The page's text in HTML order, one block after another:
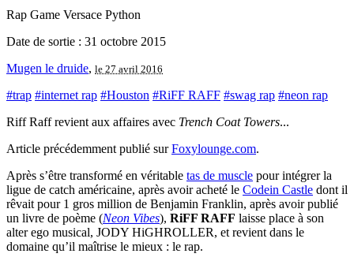
Rap Game Versace Python
Date de sortie : 31 octobre 2015
Mugen le druide, le 27 avril 2016
#trap #internet rap #Houston #RiFF RAFF #swag rap #neon rap
Riff Raff revient aux affaires avec Trench Coat Towers...
Article précédemment publié surFoxylounge.com.
Après s’être transformé en véritable tas de muscle pour intégrer la
ligue de catch américaine, après avoir acheté le Codein Castle dont il
rêvait pour 1 gros million de Benjamin Franklin, après avoir publié
un livre de poème (Neon Vibes), RiFF RAFF laisse place à son
alter ego musical, JODY HiGHROLLER, et revient dans le
domaine qu’il maîtrise le mieux : le rap.